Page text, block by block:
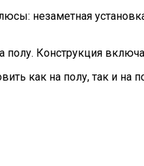
незаметная
Конструкция
как на полу, так и на